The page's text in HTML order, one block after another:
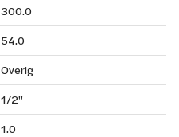
300.0
54.0
Overig
1/2"
1.0